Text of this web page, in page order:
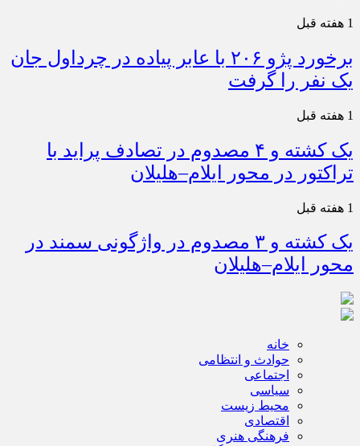
1 هفته قبل
برخورد پژو ۲۰۶ با عابر پیاده در چرداول جان
یک نفر را گرفت
1 هفته قبل
یک کشته و ۴ مصدوم در تصادف پراید با
تراکتور در محور ایلام–هلیلان
1 هفته قبل
یک کشته و ۳ مصدوم در واژگونی سمند در
محور ایلام–هلیلان
خانه
حوادث و انتظامی
اجتماعی
سیاسی
محیط زیست
اقتصادی
فرهنگی هنری